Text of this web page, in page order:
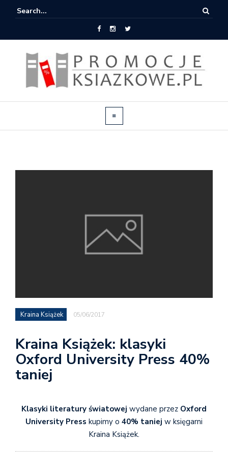
Kraina Książek 05/06/2017
Kraina Książek: klasyki
Oxford University Press 40%
taniej
Klasyki literatury światowej wydane przez Oxford
University Press kupimy o 40% taniej w księgarni
Kraina Książek.